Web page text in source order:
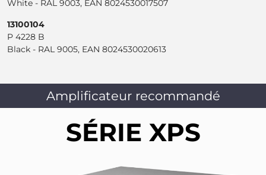
White - RAL 9003, EAN 8024530017507
13100104
P 4228 B
Black - RAL 9005, EAN 8024530020613
Amplificateur recommandé
SÉRIE XPS